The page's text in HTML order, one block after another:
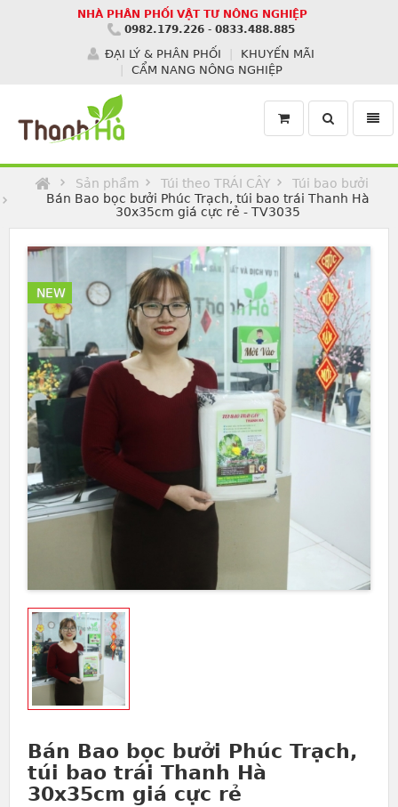
NHÀ PHÂN PHỐI VẬT TƯ NÔNG NGHIỆP
0982.179.226 - 0833.488.885
ĐẠI LÝ & PHÂN PHỐI
KHUYẾN MÃI
CẨM NANG NÔNG NGHIỆP
Toggle
search
Sản phẩm Túi theo TRÁI CÂY
Túi bao bưởi
Bán Bao bọc bưởi Phúc Trạch, túi bao trái Thanh Hà
30x35cm giá cực rẻ - TV3035
NEW
Bán Bao bọc bưởi Phúc Trạch,
túi bao trái Thanh Hà
30x35cm giá cực rẻ